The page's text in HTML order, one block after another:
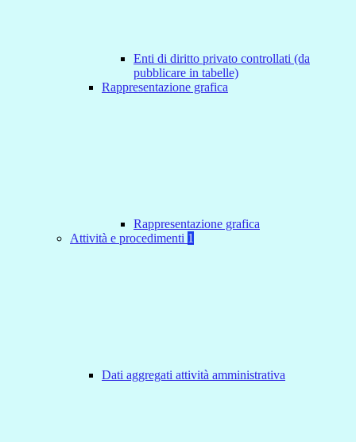
Enti di diritto privato controllati (da
pubblicare in tabelle)
Rappresentazione grafica
Rappresentazione grafica
Attività e procedimenti 1
Dati aggregati attività amministrativa